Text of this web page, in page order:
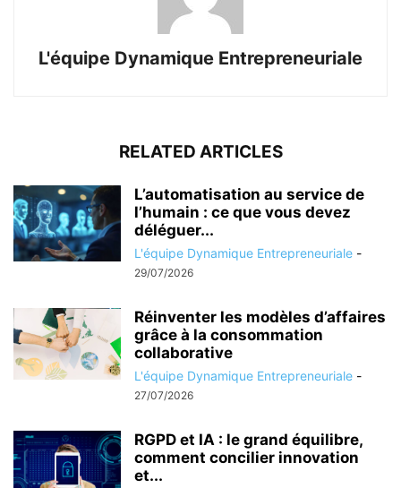
L'équipe Dynamique Entrepreneuriale
RELATED ARTICLES
L’automatisation au service de
l’humain : ce que vous devez
déléguer...
L'équipe Dynamique Entrepreneuriale -
29/07/2026
Réinventer les modèles d’affaires
grâce à la consommation
collaborative
L'équipe Dynamique Entrepreneuriale -
27/07/2026
RGPD et IA : le grand équilibre,
comment concilier innovation
et...